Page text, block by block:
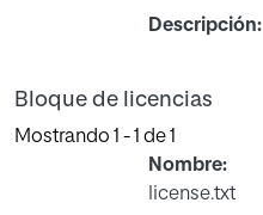
Descripción:
Bloque de licencias
Mostrando 1 - 1 de 1
Nombre:
license.txt